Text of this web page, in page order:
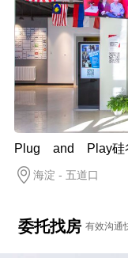
Plug and Play硅谷
海淀 - 五道口
委托找房 有效沟通